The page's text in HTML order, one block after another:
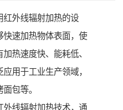
红外线辐射加热的设
快速加热物体表面，使
热速度快、能耗低、
用于工业生产领域，
包等。
外线辐射加热技术，通